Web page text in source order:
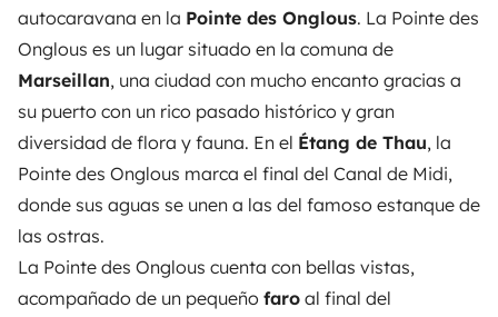
autocaravana en la Pointe des Onglous. La Pointe des
Onglous es un lugar situado en la comuna de
Marseillan, una ciudad con mucho encanto gracias a
su puerto con un rico pasado histórico y gran
diversidad de flora y fauna. En el Étang de Thau, la
Pointe des Onglous marca el final del Canal de Midi,
donde sus aguas se unen a las del famoso estanque de
las ostras.
La Pointe des Onglous cuenta con bellas vistas,
acompañado de un pequeño faro al final del